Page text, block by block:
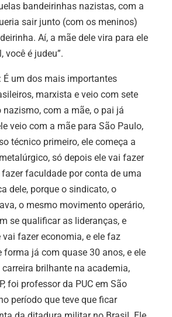
bandeirinhas nazistas, com a
sair junto (com os meninos)
Aí, a mãe dele vira para ele
você é judeu”.
: É um dos mais importantes
marxista e veio com sete
com a mãe, o pai já
veio com a mãe para São Paulo,
técnico primeiro, ele começa a
só depois ele vai fazer
faculdade por conta de uma
dele, porque o sindicato, o
o mesmo movimento operário,
se qualificar as lideranças, e
vai fazer economia, e ele faz
forma já com quase 30 anos, e ele
brilhante na academia,
foi professor da PUC em São
período que teve que ficar